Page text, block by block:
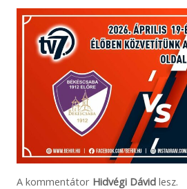
A kommentátor Hidvégi Dávidlesz.